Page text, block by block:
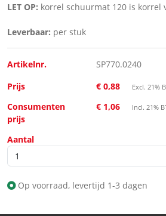
LET OP: korrel schuurmat 120 is korrel
Leverbaar: per stuk
Artikelnr.
SP770.0240
Prijs
€ 0,88 Excl. 21%
Consumenten
prijs
€ 1,06 Incl. 21%
Aantal
Op voorraad, levertijd 1-3 dagen